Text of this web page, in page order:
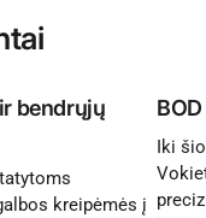
bendrųjų
kreipėmės į
Iki